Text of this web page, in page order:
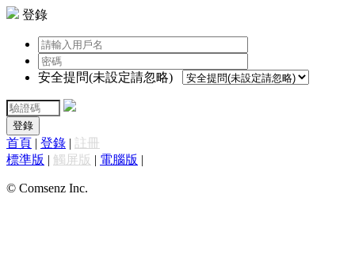
登錄
安全提問(未設定請忽略)
登錄
首頁 | 登錄 | 註冊
標準版 | 觸屏版 | 電腦版 |
© Comsenz Inc.